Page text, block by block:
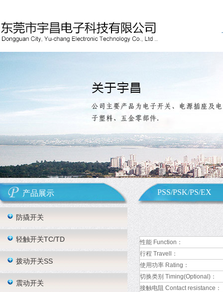
产品展示
防撬开关
轻触开关TC/TD
拨动开关SS
震动开关
PSS/PSK/PS/EX
性能 Function：
行程 Travell：
使用功率 Rating：
切换类别 Timing(Optional)：
接触电阻 Contact resistance：